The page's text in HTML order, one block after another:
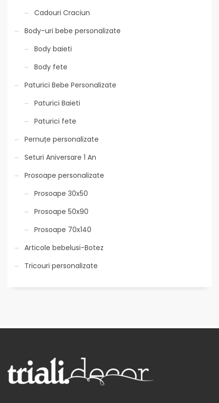
Cadouri Craciun
Body-uri bebe personalizate
Body baieti
Body fete
Paturici Bebe Personalizate
Paturici Baieti
Paturici fete
Pernuțe personalizate
Seturi Aniversare 1 An
Prosoape personalizate
Prosoape 30x50
Prosoape 50x90
Prosoape 70x140
Articole bebelusi-Botez
Tricouri personalizate